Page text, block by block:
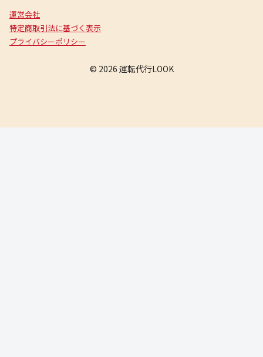
運営会社
特定商取引法に基づく表示
プライバシーポリシー
© 2026 運転代行LOOK